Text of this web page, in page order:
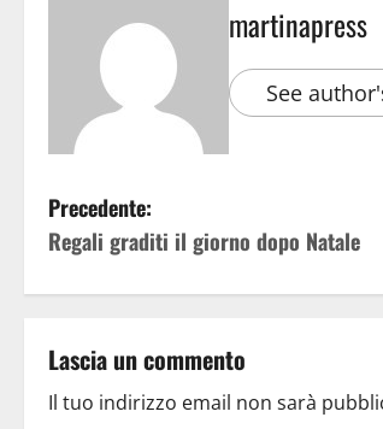
martinapress
See
Precedente:
Regali graditi il giorno dopo Natale
Lascia un commento
Il tuo indirizzo email non sarà